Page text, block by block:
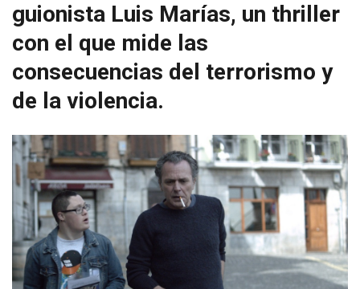
guionista Luis Marías, un thriller
con el que mide las
consecuencias del terrorismo y
de la violencia.